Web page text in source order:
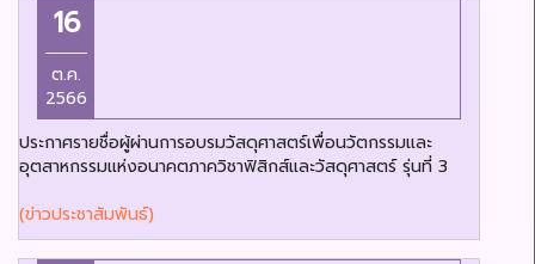
16
ต.ค.
2566
ประกาศรายชื่อผู้ผ่านการอบรมวัสดุศาสตร์เพื่อนวัตกรรมและ
อุตสาหกรรมแห่งอนาคตภาควิชาฟิสิกส์และวัสดุศาสตร์ รุ่นที่ 3
(ข่าวประชาสัมพันธ์)